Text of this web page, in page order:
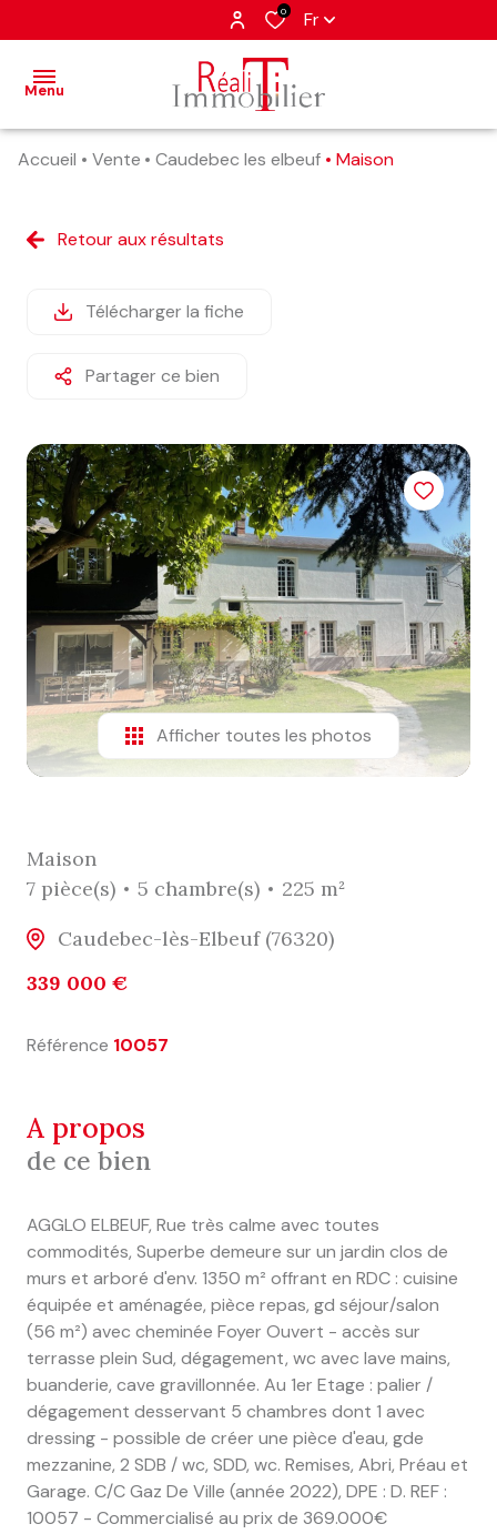
0 Fr
Menu
nos
estimation
e-
contact
Accueil Vente Caudebec les elbeuf Maison
Retour aux résultats
Télécharger la fiche
Partager ce bien
Afficher toutes les photos
Maison
7 pièce(s)
5 chambre(s)
225 m²
Caudebec-lès-Elbeuf (76320)
339 000 €
Référence 10057
a propos
de ce bien
AGGLO ELBEUF, Rue très calme avec toutes
commodités, Superbe demeure sur un jardin clos de
murs et arboré d'env. 1350 m² offrant en RDC : cuisine
équipée et aménagée, pièce repas, gd séjour/salon
(56 m²) avec cheminée Foyer Ouvert - accès sur
terrasse plein Sud, dégagement, wc avec lave mains,
buanderie, cave gravillonnée. Au 1er Etage : palier /
dégagement desservant 5 chambres dont 1 avec
dressing - possible de créer une pièce d'eau, gde
mezzanine, 2 SDB / wc, SDD, wc. Remises, Abri, Préau et
Garage. C/C Gaz De Ville (année 2022), DPE : D. REF :
10057 - Commercialisé au prix de 369.000€